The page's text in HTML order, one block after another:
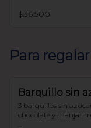
endulzado con alulosa.
$36.500
Para
Barquillo sin
3 barquillos sin
chocolate y manjar